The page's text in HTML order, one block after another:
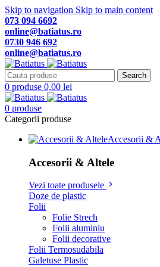
Skip to navigation Skip to main content
073 094 6692
online@batiatus.ro
0730 946 692
online@batiatus.ro
Search
0 produse 0,00 lei
0 produse
Categorii produse
Accesorii &
Accesorii & Altele
Vezi toate produsele
Doze de plastic
Folii
Folie Strech
Folii aluminiu
Folii decorative
Folii Termosudabila
Galetuse Plastic